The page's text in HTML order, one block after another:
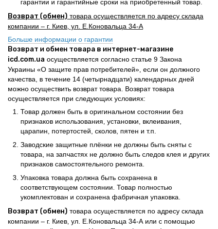
гарантии и гарантийные сроки на приобретенный товар.
Возврат (обмен) товара осуществляется по адресу склада
компании – г. Киев, ул. Е.Коновальца 34-А
Больше информации о гарантии
Возврат и обмен товара в интернет-магазине
icd.com.ua осуществляется согласно статье 9 Закона
Украины «О защите прав потребителей», если он должного
качества, в течение 14 (четырнадцати) календарных дней
можно осуществить возврат товара. Возврат товара
осуществляется при следующих условиях:
Товар должен быть в оригинальном состоянии без
признаков использования, установки, вклеивания,
царапин, потертостей, сколов, пятен и т.п.
Заводские защитные плёнки не должны быть сняты с
товара, на запчастях не должно быть следов клея и других
признаков самостоятельного ремонта.
Упаковка товара должна быть сохранена в
соответствующем состоянии. Товар полностью
укомплектован и сохранена фабричная упаковка.
Возврат (обмен) товара осуществляется по адресу склада
компании – г. Киев, ул. Е.Коновальца 34-А или с помощью